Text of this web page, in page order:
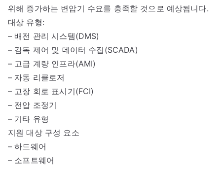
위해 증가하는 변압기 수요를 충족할 것으로 예상됩니다.
대상 유형:
– 배전 관리 시스템(DMS)
– 감독 제어 및 데이터 수집(SCADA)
– 고급 계량 인프라(AMI)
– 자동 리클로저
– 고장 회로 표시기(FCI)
– 전압 조정기
– 기타 유형
지원 대상 구성 요소
– 하드웨어
– 소프트웨어